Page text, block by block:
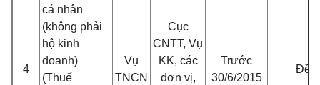
4
cá nhân
(không phải
hộ kinh
doanh)
(Thuế
Vụ
TNCN
Cục
CNTT, Vụ
KK, các
đơn vị,
Trước
30/6/2015
Đề